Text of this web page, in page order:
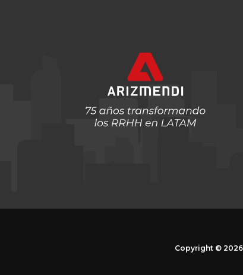
Copyright ©